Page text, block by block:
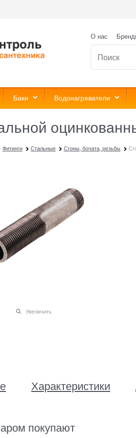
О нас
Баки Водонагреватели
Фитинги Стальные Сгоны, бочата, резьбы
Увеличить
Характеристики
покупают